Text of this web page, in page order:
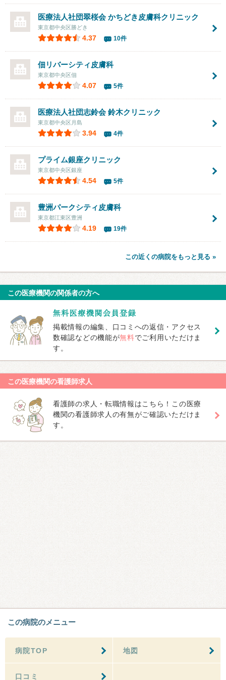
医療法人社団翠桜会 かちどき皮膚科クリニック
東京都中央区勝どき
4.37 10件
佃リバーシティ皮膚科
東京都中央区佃
4.07 5件
医療法人社団志鈴会鈴木クリニック
東京都中央区月島
3.94 4件
プライム銀座クリニック
東京都中央区銀座
4.54 5件
豊洲パークシティ皮膚科
東京都江東区豊洲
4.19 19件
この近くの病院をもっと見る »
この医療機関の関係者の方へ
掲載情報の編集、口コミへの返信・アクセス
数確認などの機能が無料でご利用いただけま
す。
この医療機関の看護師求人
看護師の求人・転職情報はこちら！この医療
機関の看護師求人の有無がご確認いただけま
す。
この病院のメニュー
病院TOP 地図
口コミ